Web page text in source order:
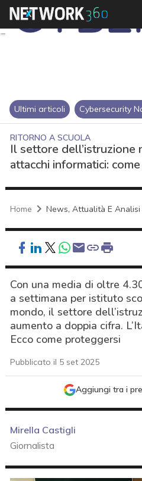
Ultimi articoli Cybersecurity
RITORNO A SCUOLA
Il settore dell’istruzione
attacchi informatici:
Home News, Attualità E Analisi
Con una media di oltre
a settimana per istituto
mondo, il settore
aumento a doppia cifra.
Ecco come proteggersi
Pubblicato il 5 set 2025
Aggiungi tra i
Mirella Castigli
Giornalista